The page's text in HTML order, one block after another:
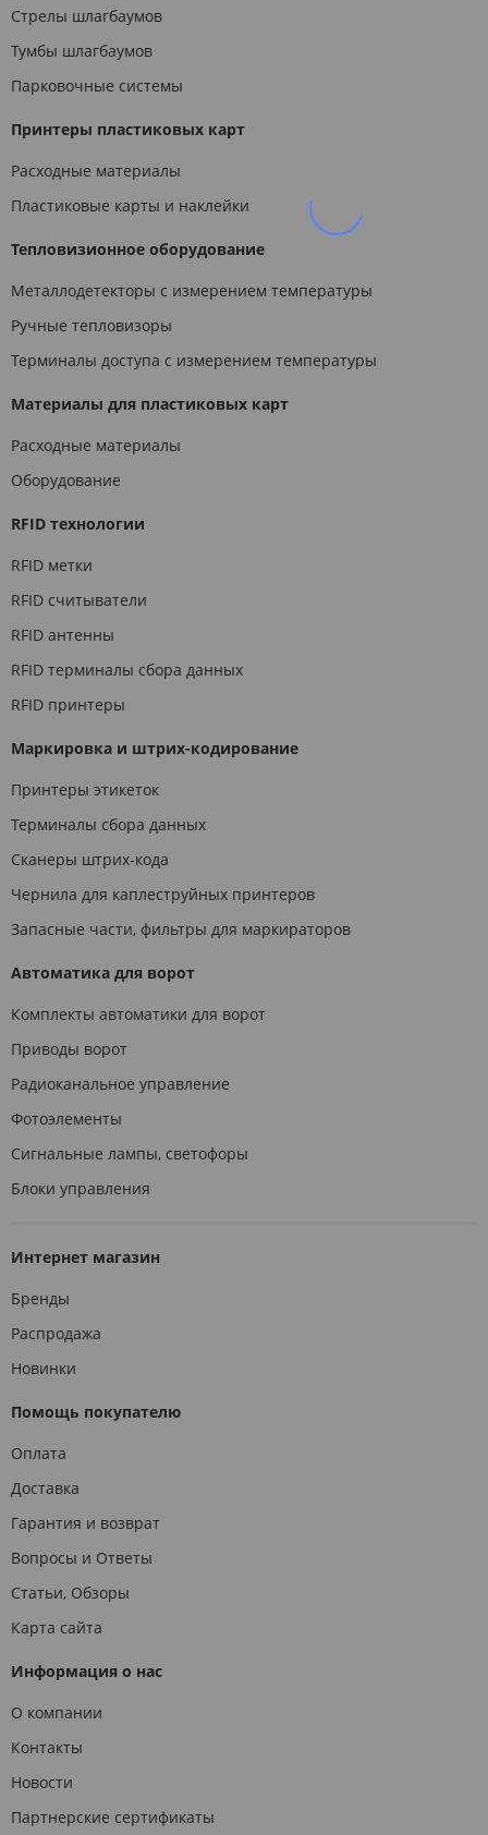
Стрелы шлагбаумов
Тумбы шлагбаумов
Парковочные системы
Принтеры пластиковых карт
Расходные материалы
Пластиковые карты и наклейки
Тепловизионное оборудование
Металлодетекторы с измерением температуры
Ручные тепловизоры
Терминалы доступа с измерением температуры
Материалы для пластиковых карт
Расходные материалы
Оборудование
RFID технологии
RFID метки
RFID считыватели
RFID антенны
RFID терминалы сбора данных
RFID принтеры
Маркировка и штрих-кодирование
Принтеры этикеток
Терминалы сбора данных
Сканеры штрих-кода
Чернила для каплеструйных принтеров
Запасные части, фильтры для маркираторов
Автоматика для ворот
Комплекты автоматики для ворот
Приводы ворот
Радиоканальное управление
Фотоэлементы
Сигнальные лампы, светофоры
Блоки управления
Интернет магазин
Бренды
Распродажа
Новинки
Помощь покупателю
Оплата
Доставка
Гарантия и возврат
Вопросы и Ответы
Статьи, Обзоры
Карта сайта
Информация о нас
О компании
Контакты
Новости
Партнерские сертификаты